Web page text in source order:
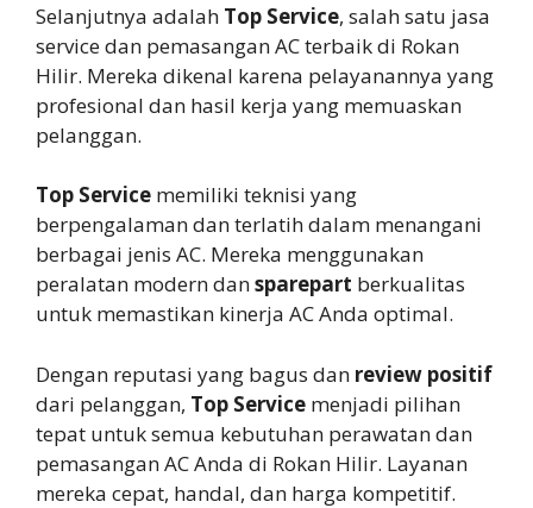
Selanjutnya adalah Top Service, salah satu jasa
service dan pemasangan AC terbaik di Rokan
Hilir. Mereka dikenal karena pelayanannya yang
profesional dan hasil kerja yang memuaskan
pelanggan.
Top Service memiliki teknisi yang
berpengalaman dan terlatih dalam menangani
berbagai jenis AC. Mereka menggunakan
peralatan modern dansparepart berkualitas
untuk memastikan kinerja AC Anda optimal.
Dengan reputasi yang bagus dan review positif
dari pelanggan, Top Service menjadi pilihan
tepat untuk semua kebutuhan perawatan dan
pemasangan AC Anda di Rokan Hilir. Layanan
mereka cepat, handal, dan harga kompetitif.